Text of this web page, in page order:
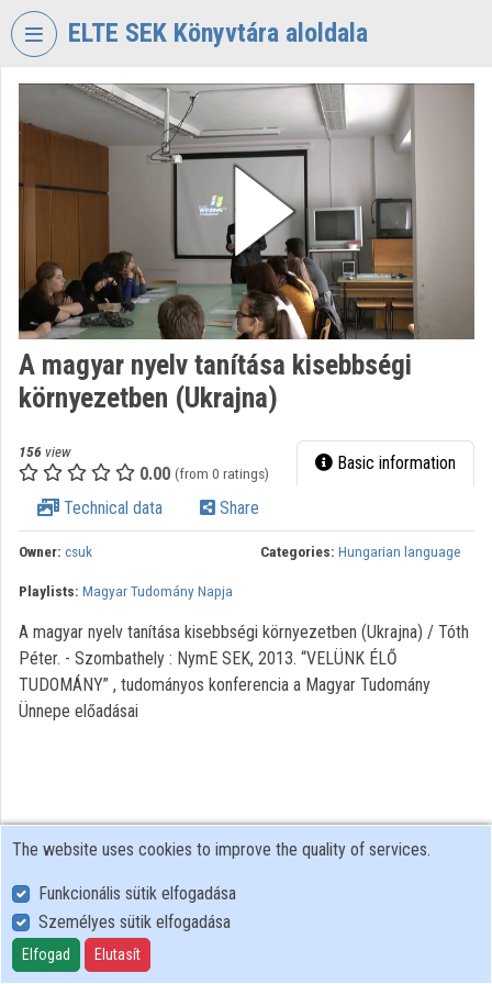
Skip header
ELTE SEK Könyvtára aloldala
VIDEOTORIUM
EKL
LEVÉLTÁR
Organization home
Log In
Organization discovery
Categories
Organization playlists
Organizations
A magyar nyelv tanítása kisebbségi
környezetben (Ukrajna)
156 view
0.00 (from 0 ratings) Basic information
Technical data Share
Owner: csuk Categories: Hungarian language
Playlists: Magyar Tudomány Napja
A magyar nyelv tanítása kisebbségi környezetben (Ukrajna) / Tóth
Péter. - Szombathely : NymE SEK, 2013. “VELÜNK ÉLŐ
TUDOMÁNY” , tudományos konferencia a Magyar Tudomány
Ünnepe előadásai
User Policy
Adatkezelési tájékoztató (en)
Cookie Policy
The website uses cookies to improve the quality of services.
Funkcionális sütik elfogadása
Személyes sütik elfogadása
Elfogad Elutasít